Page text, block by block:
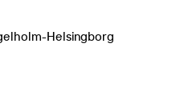
Helsingborg